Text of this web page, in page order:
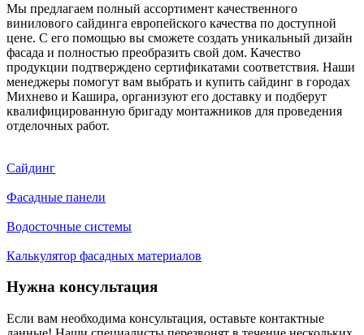
Мы предлагаем полный ассортимент качественного
винилового сайдинга европейского качества по доступной
цене. С его помощью вы сможете создать уникальный дизайн
фасада и полностью преобразить свой дом. Качество
продукции подтверждено сертификатами соответствия. Наши
менеджеры помогут вам выбрать и купить сайдинг в городах
Михнево и Кашира, организуют его доставку и подберут
квалифицированную бригаду монтажников для проведения
отделочных работ.
Сайдинг
Фасадные панели
Водосточные системы
Калькулятор фасадных материалов
Нужна консультация
Если вам необходима консультация, оставьте контактные